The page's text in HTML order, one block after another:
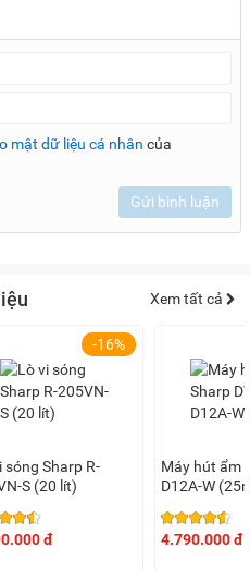
mật dữ liệu cá nhân của
Gửi bình luận
Xem tất cả
-16%
sóng Sharp R-
S (20 lít)
đ
Máy hút ẩm
D12A-W
4.790.000 đ